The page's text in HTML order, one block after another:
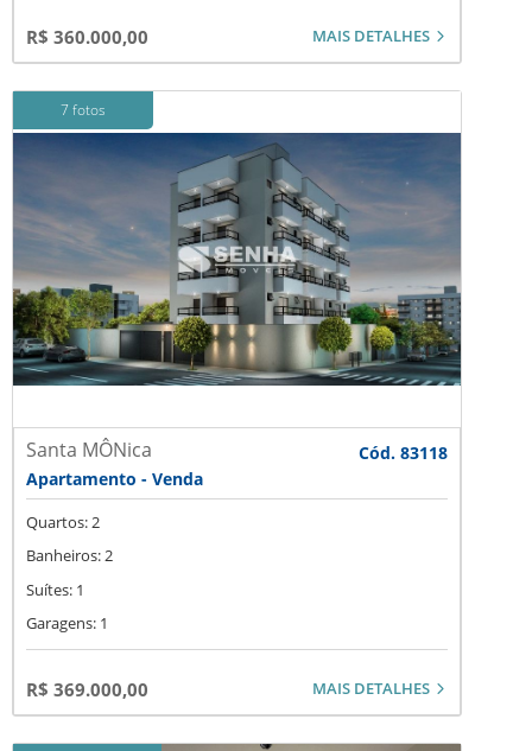
R$ 360.000,00 MAIS DETALHES
7 fotos
Santa MÔNica
Cód. 83118
Apartamento - Venda
Quartos: 2
Banheiros: 2
Suítes: 1
Garagens: 1
R$ 369.000,00 MAIS DETALHES